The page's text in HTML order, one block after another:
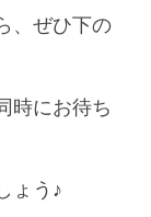
、ぜひ下の
時にお待ち
ょう♪